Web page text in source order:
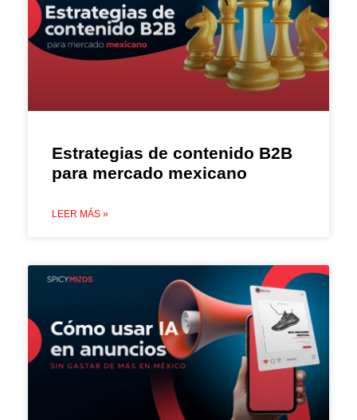
Estrategias de contenido B2B
para mercado mexicano
LEER MÁS »